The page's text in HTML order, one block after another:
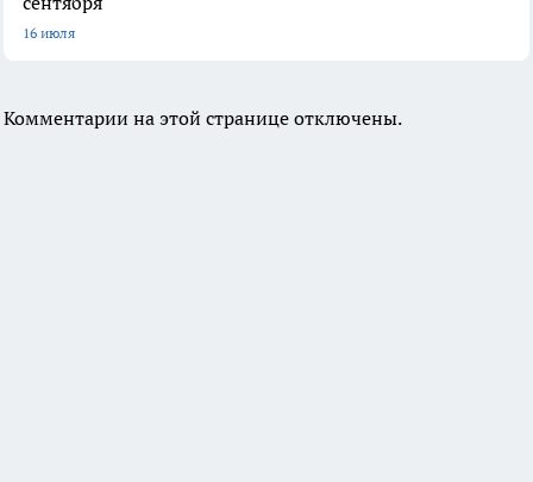
16 июля
Комментарии на этой странице отключены.